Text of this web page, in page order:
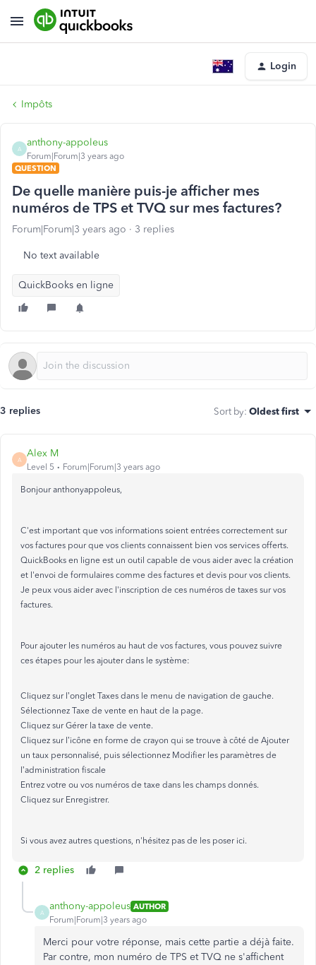
Login
Impôts
A
anthony-appoleus
Forum|Forum|3 years ago
QUESTION
De quelle manière puis-je afficher mes
numéros de TPS et TVQ sur mes factures?
Forum|Forum|3 years ago 3 replies
No text available
QuickBooks en ligne
3 replies Sort by: Oldest first
A
Alex M
Level 5 Forum|Forum|3 years ago
Bonjour anthonyappoleus,
C'est important que vos informations soient entrées correctement sur
vos factures pour que vos clients connaissent bien vos services offerts.
QuickBooks en ligne est un outil capable de vous aider avec la création
et l'envoi de formulaires comme des factures et devis pour vos clients.
Je peux vous aider avec l'inscription de ces numéros de taxes sur vos
factures.
Pour ajouter les numéros au haut de vos factures, vous pouvez suivre
ces étapes pour les ajouter dans le système:
Cliquez sur l’onglet Taxes dans le menu de navigation de gauche.
Sélectionnez Taxe de vente en haut de la page.
Cliquez sur Gérer la taxe de vente.
Cliquez sur l’icône en forme de crayon qui se trouve à côté de Ajouter
un taux personnalisé, puis sélectionnez Modifier les paramètres de
l’administration fiscale
Entrez votre ou vos numéros de taxe dans les champs donnés.
Cliquez sur Enregistrer.
Si vous avez autres questions, n'hésitez pas de les poser ici.
2 replies
A
anthony-appoleus AUTHOR
Forum|Forum|3 years ago
Merci pour votre réponse, mais cette partie a déjà faite.
Par contre, mon numéro de TPS et TVQ ne s'affichent